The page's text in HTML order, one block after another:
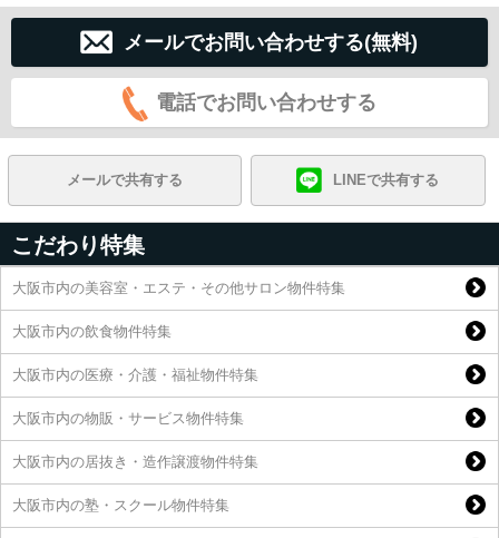
メールでお問い合わせする(無料)
電話でお問い合わせする
メールで共有する LINEで共有する
こだわり特集
大阪市内の美容室・エステ・その他サロン物件特集
大阪市内の飲食物件特集
大阪市内の医療・介護・福祉物件特集
大阪市内の物販・サービス物件特集
大阪市内の居抜き・造作譲渡物件特集
大阪市内の塾・スクール物件特集